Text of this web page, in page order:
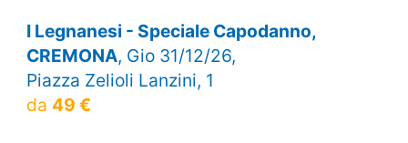
I Legnanesi - Speciale Capodanno,
CREMONA, Gio 31/12/26,
Piazza Zelioli Lanzini, 1
da 49 €